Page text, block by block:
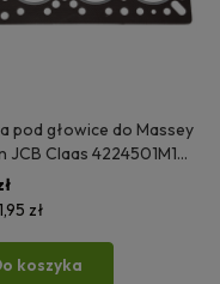
pod głowice do Massey
JCB Claas 4224501M1
365369A1 051149EC
zł
koszyka